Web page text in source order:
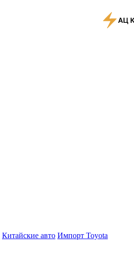
Китайские авто Импорт Toyota